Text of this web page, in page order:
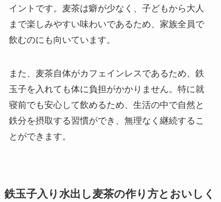
イントです。麦茶は癖が少なく、子どもから大人
まで楽しみやすい味わいであるため、家族全員で
飲むのにも向いています。
また、麦茶自体がカフェインレスであるため、鉄
玉子を入れても体に負担がかかりません。特に就
寝前でも安心して飲めるため、生活の中で自然と
鉄分を摂取する習慣ができ、無理なく継続するこ
とができます。
鉄玉子入り水出し麦茶の作り方とおいしく